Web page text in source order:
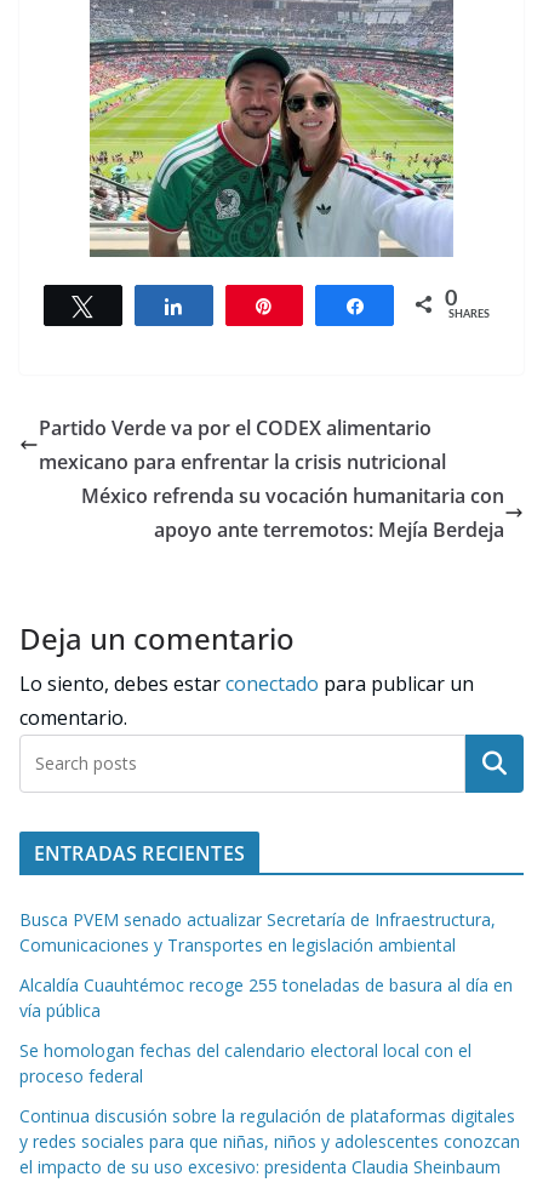
Share 0
SHARES
Partido Verde va por el CODEX alimentario
mexicano para enfrentar la crisis nutricional
México refrenda su vocación humanitaria con
apoyo ante terremotos: Mejía Berdeja
Deja un comentario
Lo siento, debes estarconectado para publicar un
comentario.
Buscar
ENTRADAS RECIENTES
Busca PVEM senado actualizar Secretaría de Infraestructura,
Comunicaciones y Transportes en legislación ambiental
Alcaldía Cuauhtémoc recoge 255 toneladas de basura al día en
vía pública
Se homologan fechas del calendario electoral local con el
proceso federal
Continua discusión sobre la regulación de plataformas digitales
y redes sociales para que niñas, niños y adolescentes conozcan
el impacto de su uso excesivo: presidenta Claudia Sheinbaum